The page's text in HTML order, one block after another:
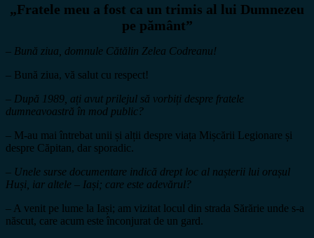
„Fratele meu a fost ca un trimis al lui Dumnezeu
pe pământ”
– Bună ziua, domnule Cătălin Zelea Codreanu!
– Bună ziua, vă salut cu respect!
– După 1989, ați avut prilejul să vorbiți despre fratele
dumneavoastră în mod public?
– M-au mai întrebat unii și alții despre viața Mișcării Legionare și
despre Căpitan, dar sporadic.
– Unele surse documentare indică drept loc al nașterii lui orașul
Huși, iar altele – Iași; care este adevărul?
– A venit pe lume la Iași; am vizitat locul din strada Sărărie unde s-a
născut, care acum este înconjurat de un gard.